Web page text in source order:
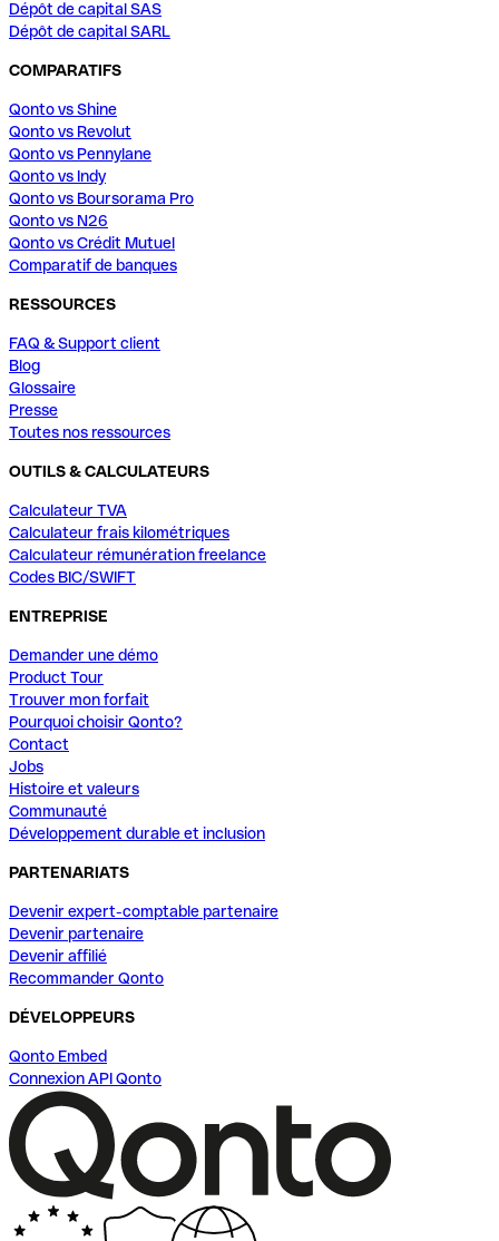
Dépôt de capital SAS
Dépôt de capital SARL
COMPARATIFS
Qonto vs Shine
Qonto vs Revolut
Qonto vs Pennylane
Qonto vs Indy
Qonto vs Boursorama Pro
Qonto vs N26
Qonto vs Crédit Mutuel
Comparatif de banques
RESSOURCES
FAQ & Support client
Blog
Glossaire
Presse
Toutes nos ressources
OUTILS & CALCULATEURS
Calculateur TVA
Calculateur frais kilométriques
Calculateur rémunération freelance
Codes BIC/SWIFT
ENTREPRISE
Demander une démo
Product Tour
Trouver mon forfait
Pourquoi choisir Qonto?
Contact
Jobs
Histoire et valeurs
Communauté
Développement durable et inclusion
PARTENARIATS
Devenir expert-comptable partenaire
Devenir partenaire
Devenir affilié
Recommander Qonto
DÉVELOPPEURS
Qonto Embed
Connexion API Qonto